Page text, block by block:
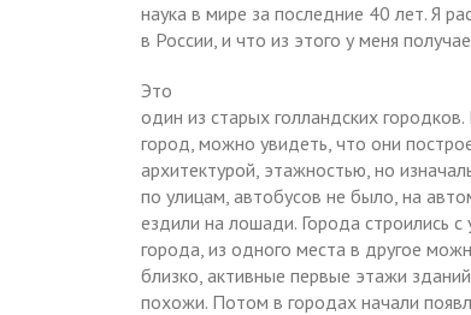
наука в мире за последние 40 лет. Я
в России, и что из этого у меня
Это
один из старых голландских
город, можно увидеть, что они
архитектурой, этажностью, но
по улицам, автобусов не было, на
ездили на лошади. Города строились
города, из одного места в другое
близко, активные первые этажи
похожи. Потом в городах начали